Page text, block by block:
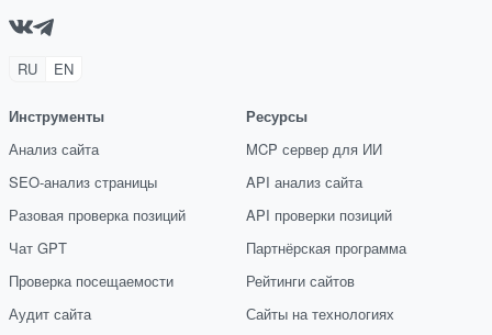
RU EN
Инструменты
Анализ сайта
SEO-анализ страницы
Разовая проверка позиций
Чат GPT
Проверка посещаемости
Аудит сайта
Ресурсы
MCP сервер для ИИ
API анализ сайта
API проверки позиций
Партнёрская программа
Рейтинги сайтов
Сайты на технологиях